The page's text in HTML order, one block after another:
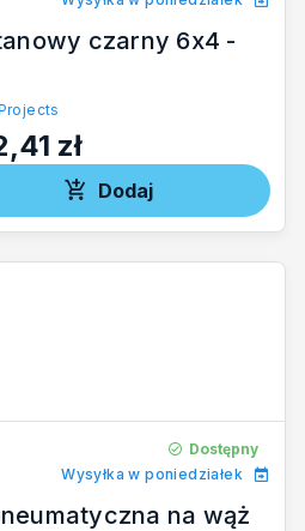
czarny 6x4 -
zł
Dodaj
Dostępny
Wysyłka w poniedziałek
na wąż